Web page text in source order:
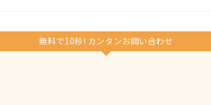
無料で10秒! カンタンお問い合わせ